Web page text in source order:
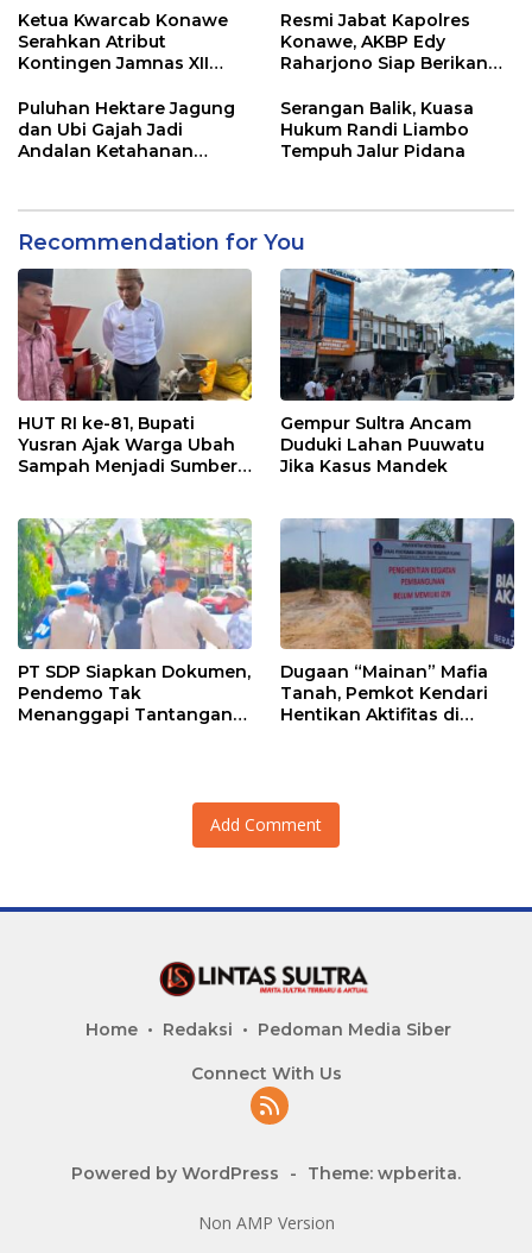
Ketua Kwarcab Konawe
Serahkan Atribut
Kontingen Jamnas XII
Resmi Jabat Kapolres
Konawe, AKBP Edy
Raharjono Siap Berikan
Puluhan Hektare Jagung
dan Ubi Gajah Jadi
Andalan Ketahanan
Serangan Balik, Kuasa
Hukum Randi Liambo
Tempuh Jalur Pidana
Recommendation for You
HUT RI ke-81, Bupati
Yusran Ajak Warga Ubah
Sampah Menjadi Sumber
Gempur Sultra Ancam
Duduki Lahan Puuwatu
Jika Kasus Mandek
PT SDP Siapkan Dokumen,
Pendemo Tak
Menanggapi Tantangan
Dugaan “Mainan” Mafia
Tanah, Pemkot Kendari
Hentikan Aktifitas di
Add Comment
Home Redaksi Pedoman Media Siber
Connect With Us
Powered by WordPress - Theme: wpberita.
Non AMP Version